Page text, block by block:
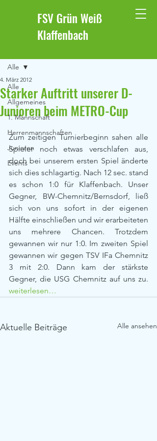
FSV Grün Weiß
Klaffenbach
Alle
Allgemeines
1. Mannschaft
Herrenmannschaften
Junioren
Events
Alle
Starker Auftritt unserer D-
Junioren beim METRO-Cup
4. März 2012
Zum zeitigen Turnierbeginn sahen alle
Spieler noch etwas verschlafen aus,
doch bei unserem ersten Spiel änderte
sich dies schlagartig. Nach 12 sec. stand
es schon 1:0 für Klaffenbach. Unser
Gegner, BW-Chemnitz/Bernsdorf, ließ
sich von uns sofort in der eigenen
Hälfte einschließen und wir erarbeiteten
uns mehrere Chancen. Trotzdem
gewannen wir nur 1:0. Im zweiten Spiel
gewannen wir gegen TSV IFa Chemnitz
3 mit 2:0. Dann kam der stärkste
weiterlesen…
Aktuelle Beiträge Alle ansehen